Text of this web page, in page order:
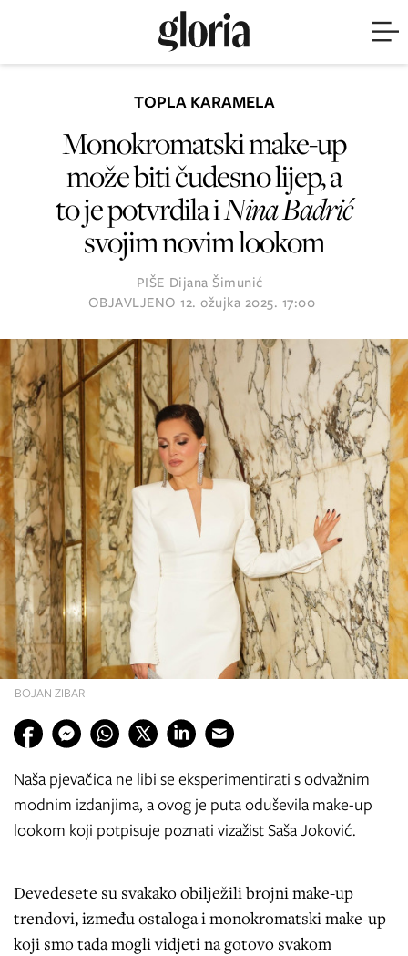
BOJAN ZIBAR
TOPLA KARAMELA
Monokromatski make-up
može biti čudesno lijep, a
to je potvrdila iNina Badrić
svojim novim lookom
PIŠE Dijana Šimunić
OBJAVLJENO12. ožujka 2025. 17:00
Naša pjevačica ne libi se eksperimentirati s odvažnim
modnim izdanjima, a ovog je puta oduševila make-up
lookom koji potpisuje poznati vizažist Saša Joković.
Devedesete su svakako obilježili brojni make-up
trendovi, između ostaloga i monokromatski make-up
koji smo tada mogli vidjeti na gotovo svakom